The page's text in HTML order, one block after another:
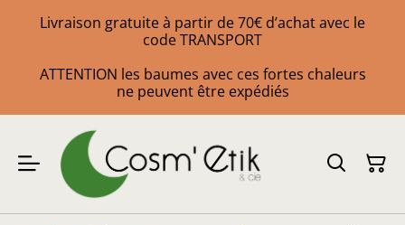
Livraison gratuite à partir de 70€ d’achat avec le
code TRANSPORT
ATTENTION les baumes avec ces fortes chaleurs
ne peuvent être expédiés